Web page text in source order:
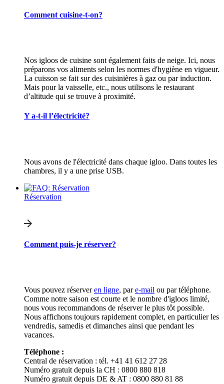
Comment cuisine-t-on?
Nos igloos de cuisine sont également faits de neige. Ici, nous
préparons vos aliments selon les normes d'hygiène en vigueur.
La cuisson se fait sur des cuisinières à gaz ou par induction.
Mais pour la vaisselle, etc., nous utilisons le restaurant
d’altitude qui se trouve à proximité.
Y a-t-il l’électricité?
Nous avons de l'électricité dans chaque igloo. Dans toutes les
chambres, il y a une prise USB.
Réservation
Comment puis-je réserver?
Vous pouvez réserveren ligne, pare-mail ou par téléphone.
Comme notre saison est courte et le nombre d'igloos limité,
nous vous recommandons de réserver le plus tôt possible.
Nous affichons toujours rapidement complet, en particulier les
vendredis, samedis et dimanches ainsi que pendant les
vacances.
Téléphone :
Central de réservation : tél. +41 41 612 27 28
Numéro gratuit depuis la CH : 0800 880 818
Numéro gratuit depuis DE & AT : 0800 880 81 88